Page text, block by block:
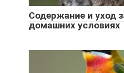
Содержание и уход
домашних условиях